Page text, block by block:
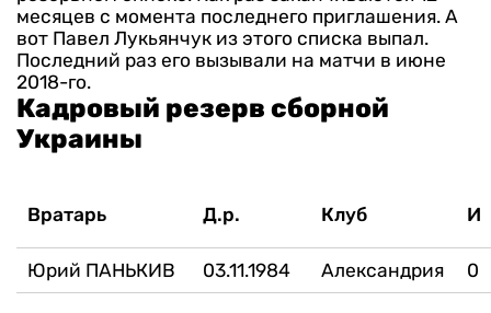
месяцев с момента последнего приглашения. А
вот Павел Лукьянчук из этого списка выпал.
Последний раз его вызывали на матчи в июне
2018-го.
Кадровый резерв сборной
Украины
Вратарь Д.р. Клуб И
Юрий ПАНЬКИВ 03.11.1984 Александрия 0